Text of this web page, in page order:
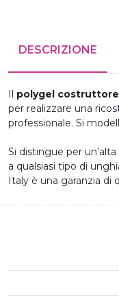
DESCRIZIONE
Il polygel costruttore
per realizzare una
professionale. Si
Si distingue per
a qualsiasi tipo di
Italy è una garanzia di